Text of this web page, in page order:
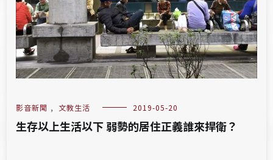
影音新聞 , 文教生活 2019-05-20
生存以上生活以下 弱勢的居住正義誰來捍衛？